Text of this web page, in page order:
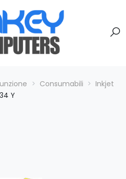
Consumabili
Inkjet
Y